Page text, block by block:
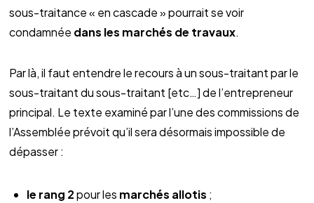
sous-traitance « en cascade » pourrait se voir
condamnée dans les marchés de travaux.
Par là, il faut entendre le recours à un sous-traitant par le
sous-traitant du sous-traitant [etc…] de l’entrepreneur
principal. Le texte examiné par l’une des commissions de
l’Assemblée prévoit qu’il sera désormais impossible de
dépasser :
le rang 2pour les marchés allotis ;